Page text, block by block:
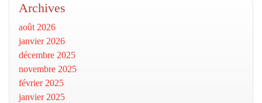
Archives
août 2026
janvier 2026
décembre 2025
novembre 2025
février 2025
janvier 2025